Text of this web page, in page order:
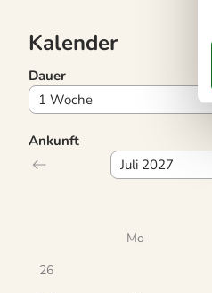
Kalender
Ankunft
Mo
26
Dauer